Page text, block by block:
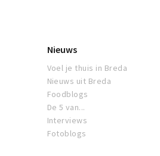
Nieuws
Voel je thuis in Breda
Nieuws uit Breda
Foodblogs
De 5 van...
Interviews
Fotoblogs